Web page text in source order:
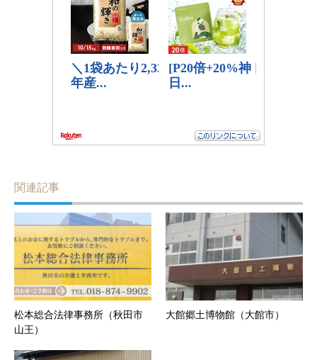
関連記事
松本総合法律事務所（秋田市
山王）
大館郷土博物館（大館市）